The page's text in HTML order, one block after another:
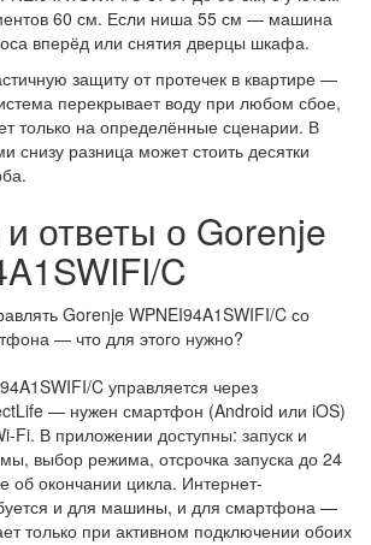
60 см. Если ниша 55 см — машина
вперёд или снятия дверцы шкафа.
защиту от протечек в квартире —
перекрывает воду при любом сбое,
только на определённые сценарии. В
снизу разница может стоить десятки
ответы о Gorenje
C
Gorenje WPNEI94A1SWIFI/C со
— что для этого нужно?
C управляется через
— нужен смартфон (Android или iOS)
Fi. В приложении доступны: запуск и
выбор режима, отсрочка запуска до 24
об окончании цикла. Интернет-
и для машины, и для смартфона —
только при активном подключении обоих